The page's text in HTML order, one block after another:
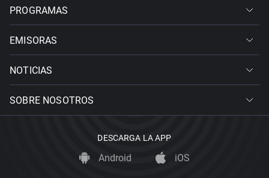
PROGRAMAS
EMISORAS
NOTICIAS
SOBRE NOSOTROS
DESCARGA LA APP
Android iOS